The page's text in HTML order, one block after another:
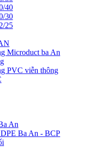
40
30
25
Microduct ba An
PVC viễn thông
An
Ba An - BCP